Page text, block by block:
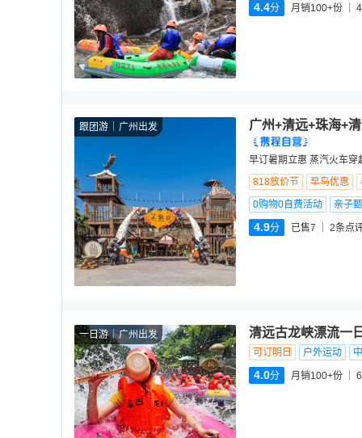
4.4分 月销100+份
跟团游 广州出发 广州+清远+珠海+
早订暑期立惠 蒸汽火车
818放价节
早鸟优惠
0购物0自费活动
亲子
4.9分 已售7 2条点
一日游 广州出发 清远古龙峡漂流一
可订明日 户外运动
4.0分 月销100+份 6